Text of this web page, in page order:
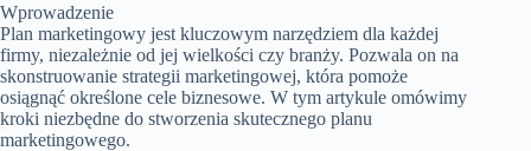
Wprowadzenie
Plan marketingowy jest kluczowym narzędziem dla każdej
firmy, niezależnie od jej wielkości czy branży. Pozwala on na
skonstruowanie strategii marketingowej, która pomoże
osiągnąć określone cele biznesowe. W tym artykule omówimy
kroki niezbędne do stworzenia skutecznego planu
marketingowego.